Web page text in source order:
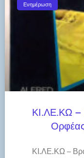
Ενημέρωση
ΚΙ.ΛΕ.ΚΩ –
ΚΙ.ΛΕ.ΚΩ –